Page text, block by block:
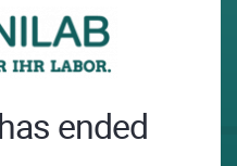
ended